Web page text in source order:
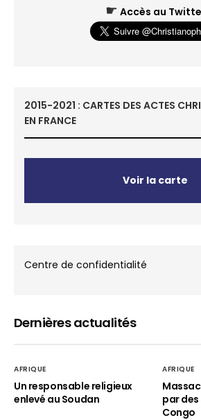
☛ Accès au
2015-2021 : CARTES DES ACTES
EN FRANCE
Voir la carte
Centre de confidentialité
Dernières actualités
AFRIQUE
Un responsable religieux
enlevé au Soudan
AFRIQUE
par
Congo